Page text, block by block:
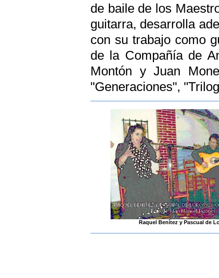
de baile de los
guitarra, desarrolla
con su trabajo como
de la Compañía de
Montón y Juan
"Generaciones",
Raquel Benítez y Pascual de